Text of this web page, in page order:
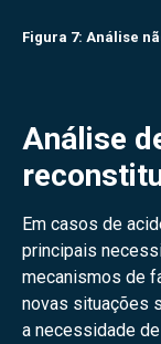
Figura 7: Análise
Análise
Em casos de
principais
mecanismos de
novas situações
a necessidade